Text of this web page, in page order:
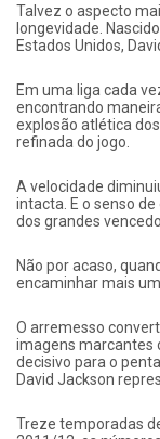
Talvez o aspecto
longevidade.
Estados Unidos,
Em uma liga cada
encontrando
explosão atlética
refinada do jogo.
A velocidade
intacta. E o senso
dos grandes
Não por acaso,
encaminhar mais
O arremesso
imagens marcantes
decisivo para o
David Jackson
Treze temporadas